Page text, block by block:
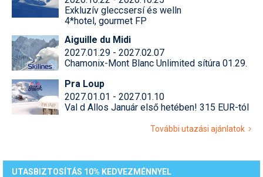
Exkluzív gleccsersí és welln
4*hotel, gourmet FP
Aiguille du Midi
2027.01.29 - 2027.02.07
Chamonix-Mont Blanc Unlimited sítúra 01.29.
Pra Loup
2027.01.01 - 2027.01.10
Val d Allos Január első hetében! 315 EUR-tól
További utazási ajánlatok
UTASBIZTOSÍTÁS 10% KEDVEZMÉNNYEL